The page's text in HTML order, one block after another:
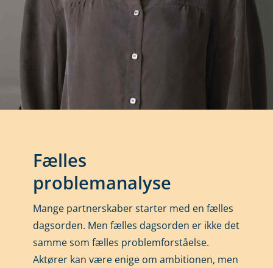
Fælles
problemanalyse
Mange partnerskaber starter med en fælles
dagsorden. Men fælles dagsorden er ikke det
samme som fælles problemforståelse.
Aktører kan være enige om ambitionen, men